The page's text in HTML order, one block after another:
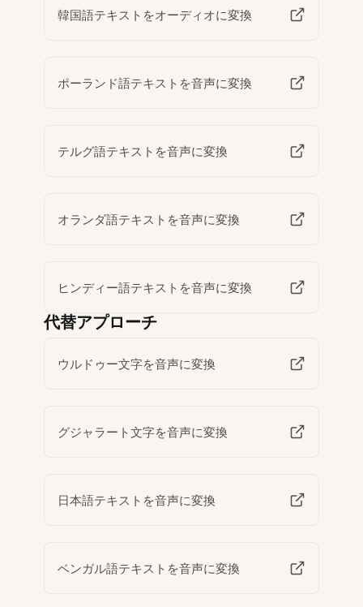
韓国語テキストをオーディオに変換
ポーランド語テキストを音声に変換
テルグ語テキストを音声に変換
オランダ語テキストを音声に変換
ヒンディー語テキストを音声に変換
代替アプローチ
ウルドゥー文字を音声に変換
グジャラート文字を音声に変換
日本語テキストを音声に変換
ベンガル語テキストを音声に変換